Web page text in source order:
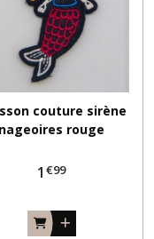
couture sirène
nageoires rouge
1 €99